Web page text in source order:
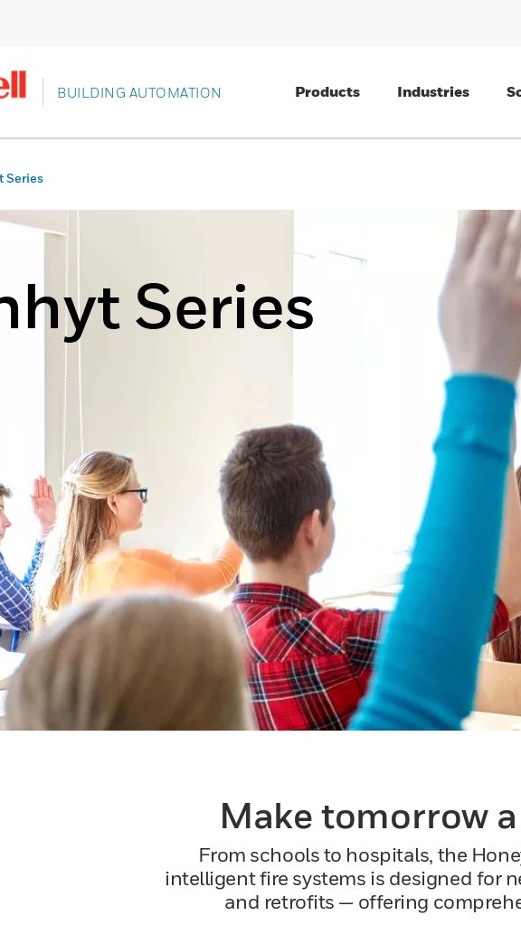
BUILDING AUTOMATION Products Industries
Series
Series
Make tomorrow
From schools to hospitals, the
intelligent fire systems is designed for
and retrofits — offering